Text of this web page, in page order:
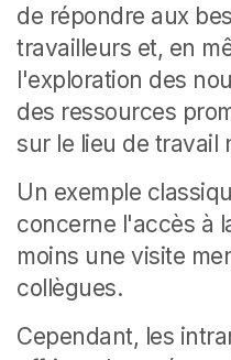
de répondre aux
travailleurs et, en
l'exploration des
des ressources
sur le lieu de travail
Un exemple
concerne l'accès à
moins une visite
collègues.
Cependant, les